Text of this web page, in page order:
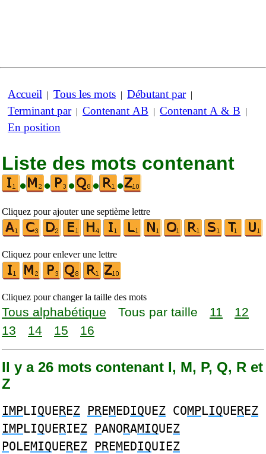
Accueil | Tous les mots | Débutant par|
Terminant par| Contenant AB | Contenant A & B |
En position
Liste des mots contenant
•
• • • •
Cliquez pour ajouter une septième lettre
Cliquez pour enlever une lettre
Cliquez pour changer la taille des mots
Tous alphabétique Tous par taille 11
12
13
14 15 16
Il y a 26 mots contenant I, M, P, Q, R et
Z
IMPLIQUEREZ PREMEDIQUEZ COMPLIQUEREZ
IMPLIQUERIEZ PANORAMIQUEZ
POLEMIQUEREZ PREMEDIQUIEZ